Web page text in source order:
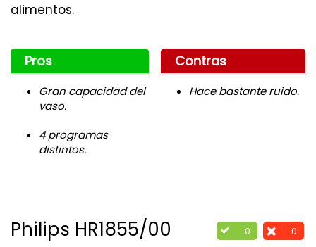
alimentos.
Pros
Gran capacidad del
vaso.
4 programas
distintos.
Contras
Hace bastante ruido.
0 0
Philips HR1855/00